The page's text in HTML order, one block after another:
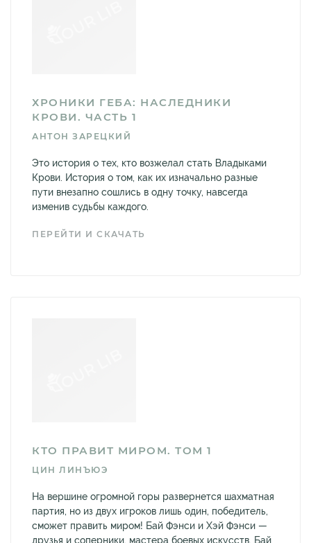
ХРОНИКИ ГЕБА: НАСЛЕДНИКИ
КРОВИ. ЧАСТЬ 1
АНТОН ЗАРЕЦКИЙ
Это история о тех, кто возжелал стать Владыками
Крови. История о том, как их изначально разные
пути внезапно сошлись в одну точку, навсегда
изменив судьбы каждого.
ПЕРЕЙТИ И СКАЧАТЬ
КТО ПРАВИТ МИРОМ. ТОМ 1
ЦИН ЛИНЪЮЭ
На вершине огромной горы развернется шахматная
партия, но из двух игроков лишь один, победитель,
сможет править миром! Бай Фэнси и Хэй Фэнси —
друзья и соперники, мастера боевых искусств. Бай